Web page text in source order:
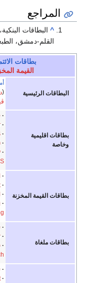
المراجع
^
القلم-دمشق، الطبعة:
بطاقات
القيمة
البطاقات الرئيسية
بطاقات اقليمية
وخاصة
بطاقات القيمة المخزنة
بطاقات ملغاة